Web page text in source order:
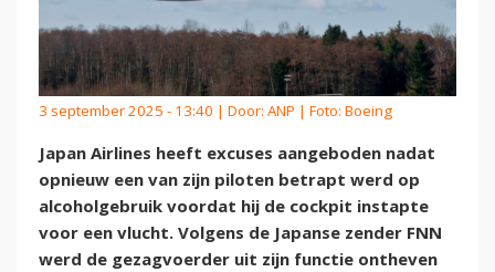
3 september 2025 - 13:40 | Door: ANP | Foto: Boeing
Japan Airlines heeft excuses aangeboden nadat
opnieuw een van zijn piloten betrapt werd op
alcoholgebruik voordat hij de cockpit instapte
voor een vlucht. Volgens de Japanse zender FNN
werd de gezagvoerder uit zijn functie ontheven